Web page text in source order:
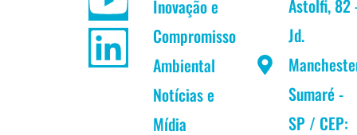
e
b
t
a
t
u
k
e
Inovação e
Compromisso
Ambiental
Notícias e
Mídia
Astolfi, 82
Jd.
Sumaré -
SP / CEP: